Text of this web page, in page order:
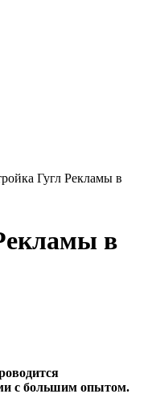
Гугл Рекламы в
в
с большим опытом.